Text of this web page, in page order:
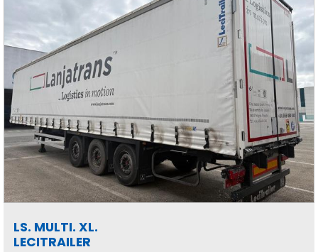
LS. MULTI. XL.
LECITRAILER